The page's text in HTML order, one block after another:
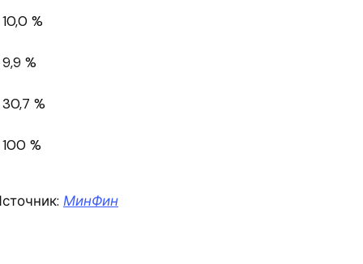
10,0 %
9,9 %
30,7 %
100 %
МинФин